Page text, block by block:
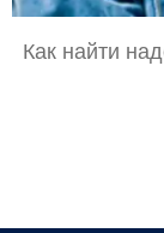
Как найти